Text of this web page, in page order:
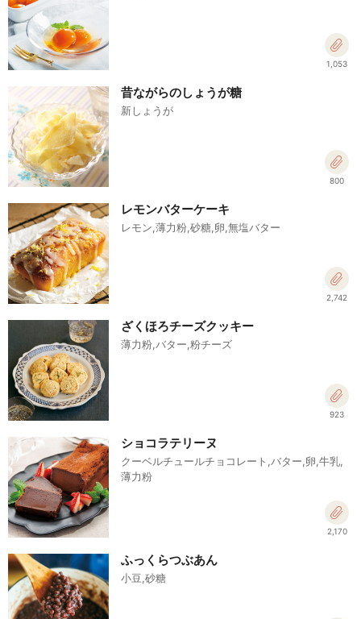
1,053
昔ながらのしょうが糖
新しょうが
800
レモンバターケーキ
レモン,薄力粉,砂糖,卵,無塩バター
2,742
ざくほろチーズクッキー
薄力粉,バター,粉チーズ
923
ショコラテリーヌ
クーベルチュールチョコレート,バター,卵,牛乳,
薄力粉
2,170
ふっくらつぶあん
小豆,砂糖